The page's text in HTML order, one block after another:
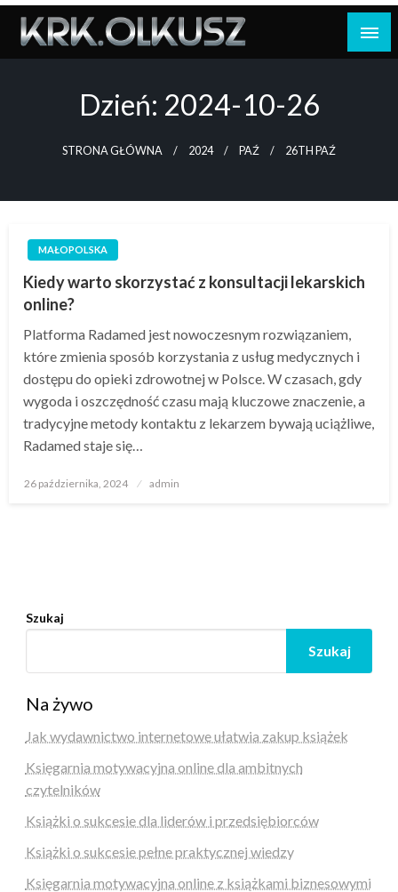
Skip
content
Dzień: 2024-10-26
STRONA GŁÓWNA 2024 PAŹ 26TH PAŹ
MAŁOPOLSKA
Kiedy warto skorzystać z konsultacji lekarskich
online?
Platforma Radamed jest nowoczesnym rozwiązaniem,
które zmienia sposób korzystania z usług medycznych i
dostępu do opieki zdrowotnej w Polsce. W czasach, gdy
wygoda i oszczędność czasu mają kluczowe znaczenie, a
tradycyjne metody kontaktu z lekarzem bywają uciążliwe,
Radamed staje się…
Opublikowane
26 października, 2024 admin
Szukaj
Szukaj
Na żywo
Jak wydawnictwo internetowe ułatwia zakup książek
Księgarnia motywacyjna online dla ambitnych
czytelników
Książki o sukcesie dla liderów i przedsiębiorców
Książki o sukcesie pełne praktycznej wiedzy
Księgarnia motywacyjna online z książkami biznesowymi